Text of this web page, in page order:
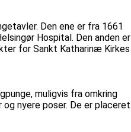
Den ene er fra 1661
Hospital. Den anden er
for Sankt Katharinæ Kirkes
muligvis fra omkring
nyere poser. De er placeret